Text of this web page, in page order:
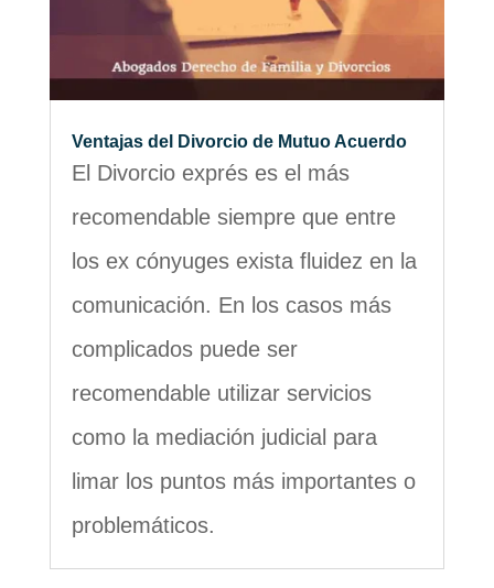
Ventajas del Divorcio de Mutuo Acuerdo
El Divorcio exprés es el más
recomendable siempre que entre
los ex cónyuges exista fluidez en la
comunicación. En los casos más
complicados puede ser
recomendable utilizar servicios
como la mediación judicial para
limar los puntos más importantes o
problemáticos.